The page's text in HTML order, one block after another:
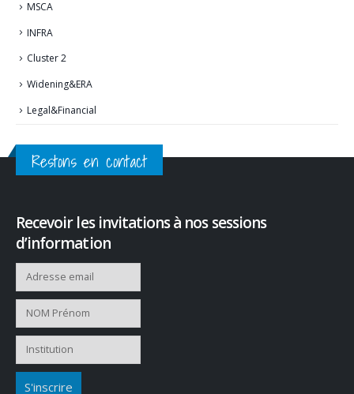
MSCA
INFRA
Cluster 2
Widening&ERA
Legal&Financial
Restons en contact
Recevoir les invitations à nos sessions
d’information